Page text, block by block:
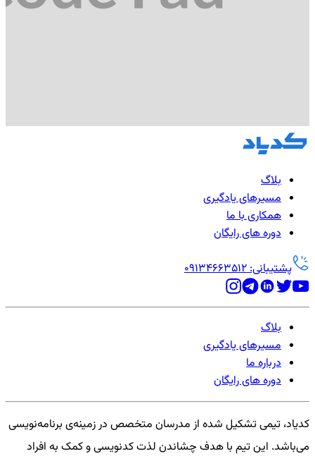
بلاگ
مسیرهای یادگیری
همکاری با ما
دوره های رایگان
پشتیبانی: 09134663512
بلاگ
مسیرهای یادگیری
درباره ما
دوره های رایگان
کدیاد، تیمی تشکیل شده از مدرسان متخصص در زمینه‌ی برنامه‌نویسی
می‌باشد. این تیم با هدف چشاندن لذت کدنویسی و کمک به افراد